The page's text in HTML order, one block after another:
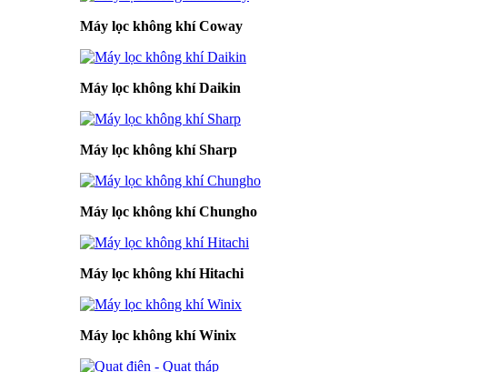
Máy lọc không khí Coway
Máy lọc không khí Daikin
Máy lọc không khí Sharp
Máy lọc không khí Chungho
Máy lọc không khí Hitachi
Máy lọc không khí Winix